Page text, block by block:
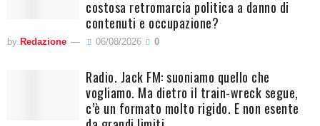
costosa retromarcia politica a danno di
contenuti e occupazione?
by Redazione 06/08/2026 0
Radio. Jack FM: suoniamo quello che
vogliamo. Ma dietro il train-wreck segue,
c’è un formato molto rigido. E non esente